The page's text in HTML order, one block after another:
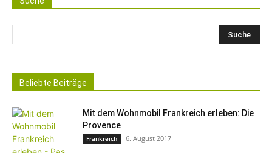
Beliebte Beiträge
Mit dem Wohnmobil Frankreich erleben: Die
Provence
Frankreich 6. August 2017